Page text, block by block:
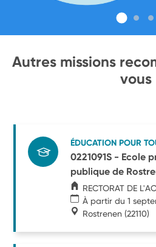
Autres missions
vous
ÉDUCATION POUR
0221091S - Ecole
publique de
RECTORAT DE
À partir du 1
Rostrenen (22110)